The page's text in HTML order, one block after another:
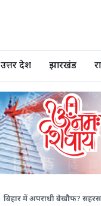
उत्तर प्रदेश झारखंड
बिहार में अपराधी बेखौफ?